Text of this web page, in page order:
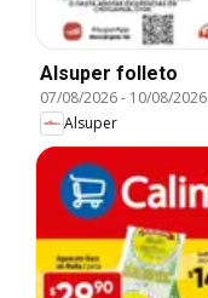
Alsuper folleto
07/08/2026- 10/08/2026
Alsuper